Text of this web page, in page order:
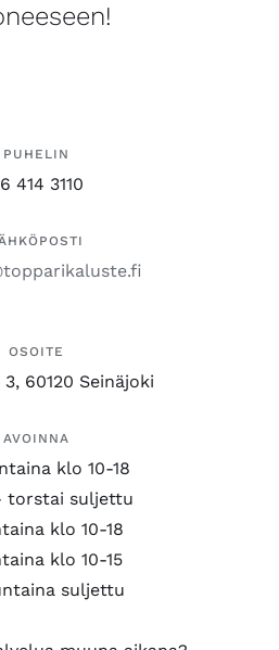
PUHELIN
414 3110
OSOITE
60120 Seinäjoki
AVOINNA
klo 10-18
torstai suljettu
klo 10-18
klo 10-15
suljettu